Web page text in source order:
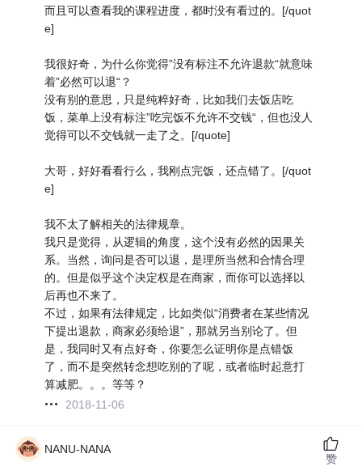
而且可以查看我的课程进度，都时没有看过的。[/quot
e]
我很好奇，为什么你觉得”没有标注不允许退款“就意味
着”必然可以退“？
没有别的意思，只是纯粹好奇，比如我们去饭店吃
饭，菜单上没有标注”吃完饭不允许不交钱“，但也没人
觉得可以不交钱就一走了之。[/quote]
大哥，好好看看行么，我刚点完饭，还点错了。[/quot
e]
我不太了解相关的法律规章。
我只是觉得，从逻辑的角度，这个没有必然的因果关
系。当然，询问是否可以退，是理所当然和合情合理
的。但是似乎这个决定权是在商家，而你可以选择以
后再也不来了。
不过，如果有法律规定，比如类似“消费者在某些情况
下提出退款，商家必须给退”，那就另当别论了。但
是，我同时又有点好奇，你要怎么证明你是点错饭
了，而不是突然转念想吃别的了呢，或者临时起意打
算减肥。。。等等？
2018-11-06
NANU-NANA
赞